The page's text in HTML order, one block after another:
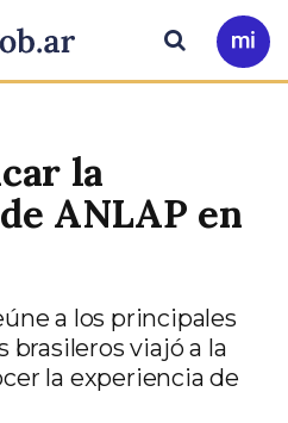
Ir
a
Buscar
la
ANLAP en
a los principales
brasileros viajó a la
la experiencia de